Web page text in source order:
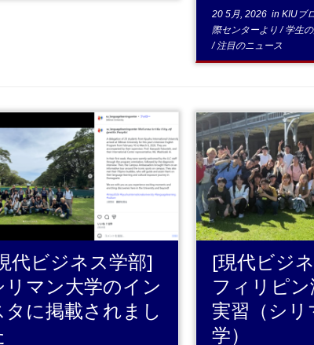
20 5月, 2026 inKIUブ
際センターより/学生
/注目のニュース
...続きを読む
代ビジネス学部]
リマン大学のイン
タに掲載されまし
...続きを読む
[現代ビジ
フィリピ
実習（シリ
学）